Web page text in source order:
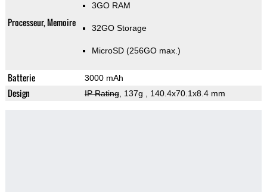
Processeur, Memoire
3GO RAM
32GO Storage
MicroSD (256GO max.)
Batterie 3000 mAh
Design IP Rating, 137g , 140.4x70.1x8.4 mm